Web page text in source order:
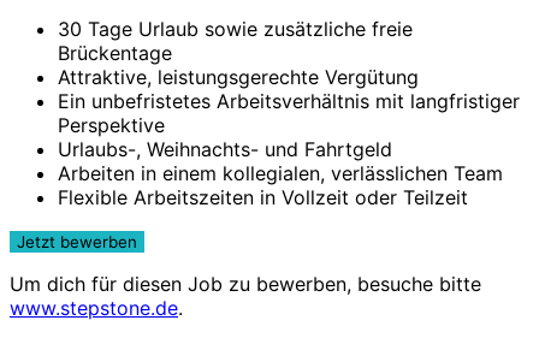
30 Tage Urlaub sowie zusätzliche freie
Brückentage
Attraktive, leistungsgerechte Vergütung
Ein unbefristetes Arbeitsverhältnis mit langfristiger
Perspektive
Urlaubs-, Weihnachts- und Fahrtgeld
Arbeiten in einem kollegialen, verlässlichen Team
Flexible Arbeitszeiten in Vollzeit oder Teilzeit
Um dich für diesen Job zu bewerben, besuche bitte
www.stepstone.de.